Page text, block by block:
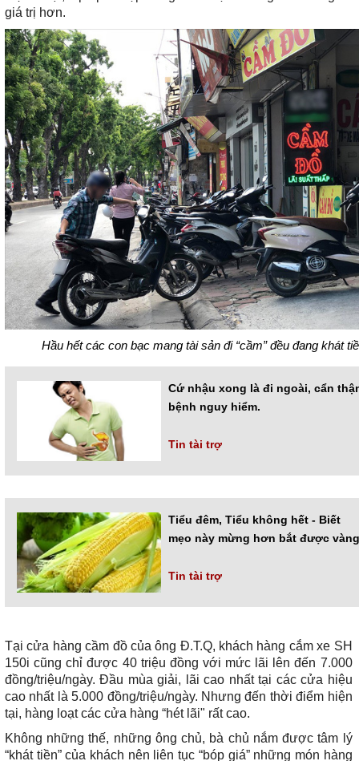
giá trị hơn.
Hầu hết các con bạc mang tài sản đi “cầm” đều đang khát
Cứ nhậu xong là đi ngoài, cẩn
bệnh nguy hiểm.
Tin tài trợ
Tiểu đêm, Tiểu không hết - Biết
mẹo này mừng hơn bắt được vàng
Tin tài trợ
Tại cửa hàng cầm đồ của ông Đ.T.Q, khách hàng cắm xe SH
150i cũng chỉ được 40 triệu đồng với mức lãi lên đến 7.000
đồng/triệu/ngày. Đầu mùa giải, lãi cao nhất tại các cửa hiệu
cao nhất là 5.000 đồng/triệu/ngày. Nhưng đến thời điểm hiện
tại, hàng loạt các cửa hàng “hét lãi" rất cao.
Không những thế, những ông chủ, bà chủ nắm được tâm lý
“khát tiền” của khách nên liên tục “bóp giá” những món hàng